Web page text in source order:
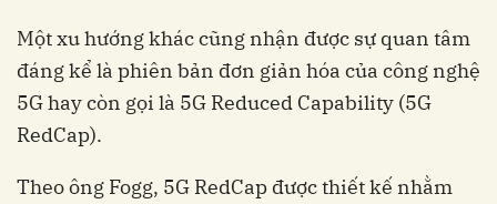
Một xu hướng khác cũng nhận được sự quan tâm
đáng kể là phiên bản đơn giản hóa của công nghệ
5G hay còn gọi là 5G Reduced Capability (5G
RedCap).
Theo ông Fogg, 5G RedCap được thiết kế nhằm